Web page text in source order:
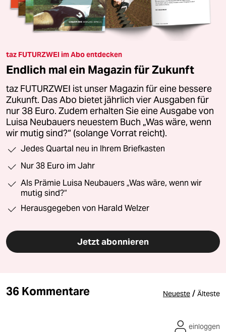
taz FUTURZWEI im Abo entdecken
Endlich mal ein Magazin für Zukunft
taz FUTURZWEI ist unser Magazin für eine bessere
Zukunft. Das Abo bietet jährlich vier Ausgaben für
nur 38 Euro. Zudem erhalten Sie eine Ausgabe von
Luisa Neubauers neuestem Buch „Was wäre, wenn
wir mutig sind?“ (solange Vorrat reicht).
Jedes Quartal neu in Ihrem Briefkasten
Nur 38 Euro im Jahr
Als Prämie Luisa Neubauers „Was wäre, wenn wir
mutig sind?“
Herausgegeben von Harald Welzer
Jetzt abonnieren
36 Kommentare Neueste / Älteste
einloggen